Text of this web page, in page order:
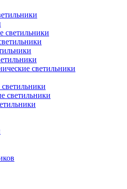
светильники
светильники
светильники